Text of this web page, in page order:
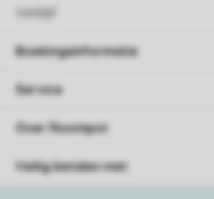
Verblijf
Boekingsinformatie
Service
Over Roompot
Veilig betalen met